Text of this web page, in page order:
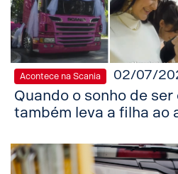
Acontece na Scania 02/07/
Quando o sonho de
também leva a filha ao